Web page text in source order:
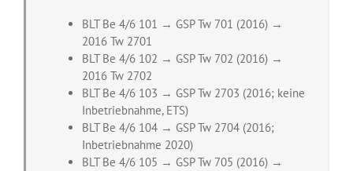
BLT Be 4/6 101 → GSP Tw 701 (2016) →
2016 Tw 2701
BLT Be 4/6 102 → GSP Tw 702 (2016) →
2016 Tw 2702
BLT Be 4/6 103 → GSP Tw 2703 (2016; keine
Inbetriebnahme, ETS)
BLT Be 4/6 104 → GSP Tw 2704 (2016;
Inbetriebnahme 2020)
BLT Be 4/6 105 → GSP Tw 705 (2016) →